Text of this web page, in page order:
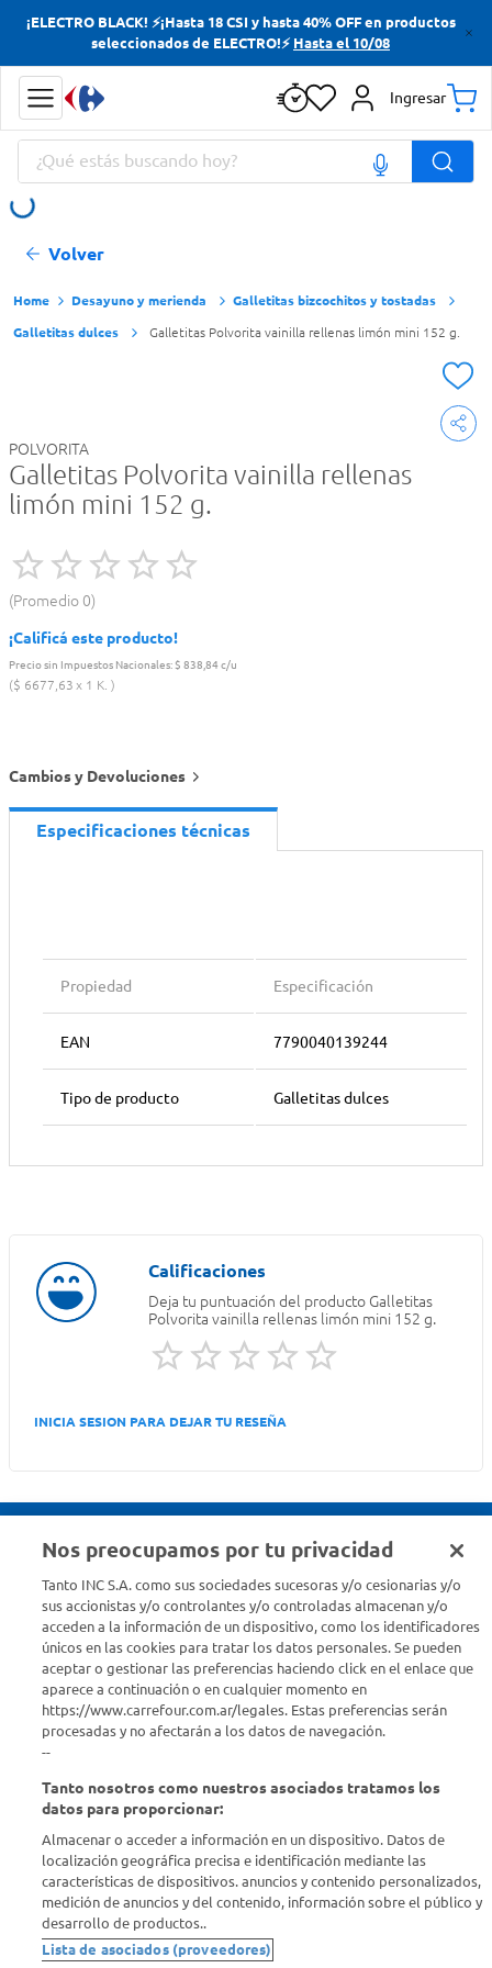
¡ELECTRO BLACK! ⚡¡Hasta 18 CSI y hasta 40% OFF en productos
seleccionados de ELECTRO!⚡ Hasta el 10/08
Ingresar
¿Qué estás buscando hoy?
Volver
Desayuno y merienda
Galletitas bizcochitos y tostadas
Galletitas dulces
Galletitas Polvorita vainilla rellenas limón mini 152 g.
POLVORITA
Galletitas Polvorita vainilla rellenas
limón mini 152 g.
Promedio 0
¡Calificá este producto!
Precio sin Impuestos Nacionales:$ 838,84 c/u
$ 6677,63 1 K.
Cambios y Devoluciones
Especificaciones técnicas
Propiedad Especificación
EAN 7790040139244
Tipo de producto Galletitas dulces
Deja tu puntuación del producto Galletitas
Polvorita vainilla rellenas limón mini 152 g.
INICIA SESION PARA DEJAR TU RESEÑA
Estamos para ayudarte
¿Tenés una consulta? Comunicate con nosotros acá
Descubrí Carrefour
Conocenos
Info útil
Comprá Online
Nos preocupamos por tu privacidad
Tanto INC S.A. como sus sociedades sucesoras y/o cesionarias y/o
sus accionistas y/o controlantes y/o controladas almacenan y/o
acceden a la información de un dispositivo, como los identificadores
únicos en las cookies para tratar los datos personales. Se pueden
aceptar o gestionar las preferencias haciendo click en el enlace que
aparece a continuación o en cualquier momento en
https://www.carrefour.com.ar/legales. Estas preferencias serán
procesadas y no afectarán a los datos de navegación.
--
Tanto nosotros como nuestros asociados tratamos los
datos para proporcionar:
Almacenar o acceder a información en un dispositivo. Datos de
localización geográfica precisa e identificación mediante las
características de dispositivos. anuncios y contenido personalizados,
medición de anuncios y del contenido, información sobre el público y
desarrollo de productos..
Lista de asociados (proveedores)
Términos más buscados
Yerba
Cerveza
Doves
Términos más buscados
Yerba
Cerveza
Doves